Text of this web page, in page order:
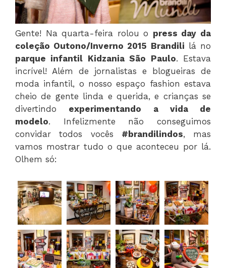
Gente! Na quarta-feira rolou o press day da
coleção Outono/Inverno 2015 Brandili lá no
parque infantil Kidzania São Paulo. Estava
incrível! Além de jornalistas e blogueiras de
moda infantil, o nosso espaço fashion estava
cheio de gente linda e querida, e crianças se
divertindo experimentando a vida de
modelo. Infelizmente não conseguimos
convidar todos vocês #brandilindos, mas
vamos mostrar tudo o que aconteceu por lá.
Olhem só: